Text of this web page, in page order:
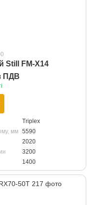
Still FM-X14
ПДВ
Triplex
мм 5590
2020
3200
1400